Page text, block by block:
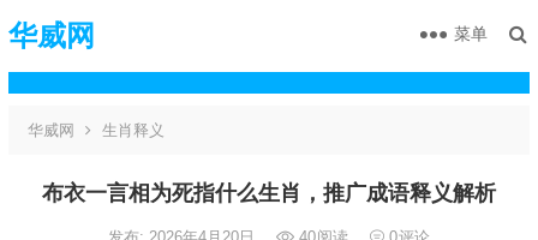
华威网 菜单
华威网 生肖释义
布衣一言相为死指什么生肖，推广成语释义解析